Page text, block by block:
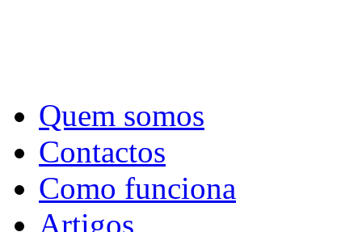
Quem somos
Contactos
Como funciona
Artigos